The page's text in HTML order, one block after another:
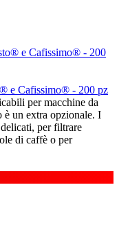
e Cafissimo® - 200 pz
per macchine da
un extra opzionale. I
per filtrare
di caffè o per